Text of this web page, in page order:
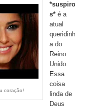
coração!
*suspiro
s* é a
atual
queridinh
a do
Reino
Unido.
Essa
coisa
linda de
Deus